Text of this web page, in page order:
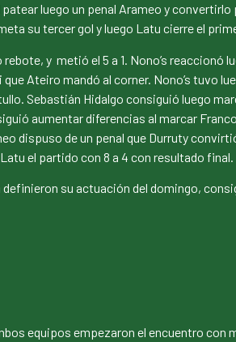
luego un penal Arameo y
su tercer gol y luego Latu cierre el
y metió el 5 a 1. Nono’s reaccionó
Ateiro mandó al corner. Nono’s tuvo
Sebastián Hidalgo consiguió luego
aumentar diferencias al marcar
dispuso de un penal que Durruty
el partido con 8 a 4 con resultado final.
su actuación del domingo,
equipos empezaron el encuentro con